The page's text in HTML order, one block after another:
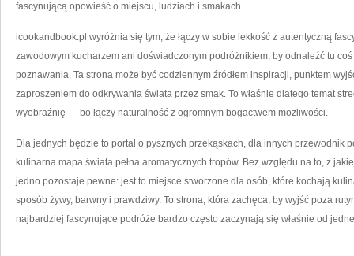
fascynującą opowieść o miejscu, ludziach i smakach.
icookandbook.pl wyróżnia się tym, że łączy w sobie lekkość z autentyczną
zawodowym kucharzem ani doświadczonym podróżnikiem, by odnaleźć tu
poznawania. Ta strona może być codziennym źródłem inspiracji, punktem
zaproszeniem do odkrywania świata przez smak. To właśnie dlatego temat
wyobraźnię — bo łączy naturalność z ogromnym bogactwem możliwości.
Dla jednych będzie to portal o pysznych przekąskach, dla innych przewodnik
kulinarna mapa świata pełna aromatycznych tropów. Bez względu na to, z
jedno pozostaje pewne: jest to miejsce stworzone dla osób, które kochają
sposób żywy, barwny i prawdziwy. To strona, która zachęca, by wyjść poza
najbardziej fascynujące podróże bardzo często zaczynają się właśnie od